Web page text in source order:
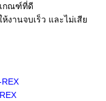
กณฑ์ที่ดี
งานจบเร็ว และไม่เสีย